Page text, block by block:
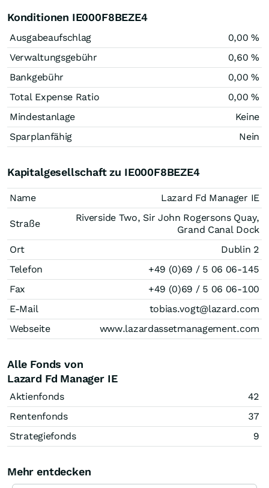
Konditionen IE000F8BEZE4
Ausgabeaufschlag
0,00 %
Verwaltungsgebühr
0,60 %
Bankgebühr
0,00 %
Total Expense Ratio
0,00 %
Mindestanlage
Keine
Sparplanfähig
Nein
Kapitalgesellschaft zu IE000F8BEZE4
Name Lazard Fd Manager IE
Straße
Riverside Two, Sir John Rogersons Quay,
Grand Canal Dock
Ort
Dublin 2
Telefon
+49 (0)69 / 5 06 06-145
Fax
+49 (0)69 / 5 06 06-100
E-Mail
tobias.vogt@lazard.com
Webseite
www.lazardassetmanagement.com
Alle Fonds von
Lazard Fd Manager IE
Aktienfonds
42
Rentenfonds
37
Strategiefonds
9
Mehr entdecken